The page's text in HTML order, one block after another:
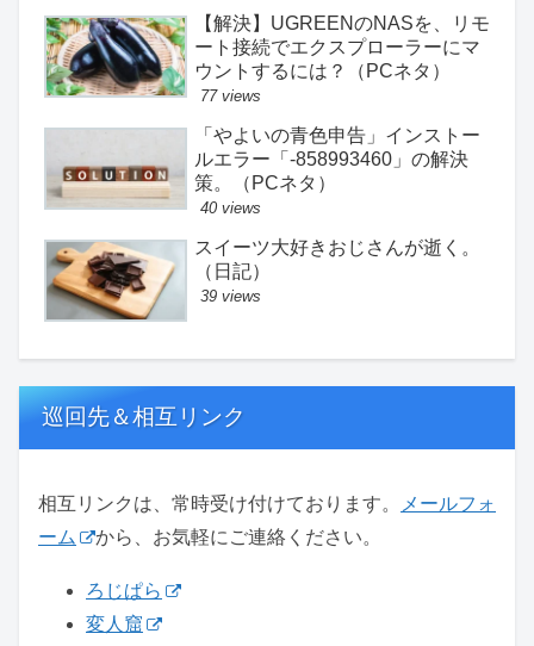
【解決】UGREENのNASを、リモ
ート接続でエクスプローラーにマ
ウントするには？（PCネタ）
77 views
「やよいの青色申告」インストー
ルエラー「-858993460」の解決
策。（PCネタ）
40 views
スイーツ大好きおじさんが逝く。
（日記）
39 views
巡回先＆相互リンク
相互リンクは、常時受け付けております。
メールフォ
ーム
から、お気軽にご連絡ください。
ろじぱら
変人窟